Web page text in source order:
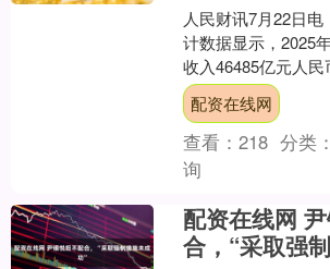
人民财讯7月22日
计数据显示，2025
收入46485亿元人
付款44667亿元人民
配资在线网
查看：218 分类
询
配资在线网
合，“采取强